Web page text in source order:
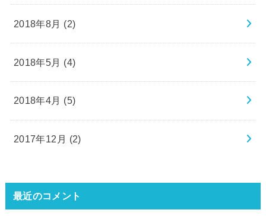
2018年8月 (2)
2018年5月 (4)
2018年4月 (5)
2017年12月 (2)
最近のコメント